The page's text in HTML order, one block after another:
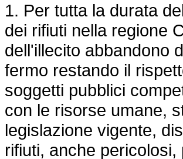
1. Per tutta la durata
dei rifiuti nella regione
dell'illecito abbandono
fermo restando il
soggetti pubblici
con le risorse umane,
legislazione vigente,
rifiuti, anche